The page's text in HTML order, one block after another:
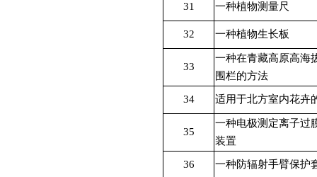
31 一种植物测量尺
32 一种植物生长板
33
一种在青藏高原高海
围栏的方法
34 适用于北方室内花卉
35
一种电极测定离子过
装置
36 一种防辐射手臂保护